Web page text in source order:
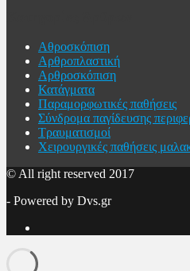
Αθροσκόπιση
Αρθροπλαστική
Αρθροσκόπιση
Κατάγματα
Παραμορφωτικές παθήσεις
Σύνδρομα παγίδευσης
Τραυματισμοί
Χειρουργικές παθήσεις
© All right reserved 2017
- Powered by Dvs.gr